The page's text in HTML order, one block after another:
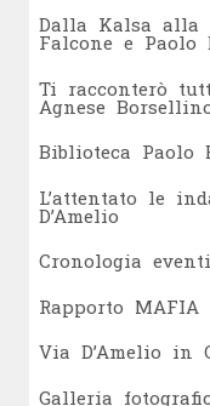
Dalla Kalsa alla
Falcone e Paolo
Ti racconterò
Agnese
Biblioteca Paolo
L’attentato le
D’Amelio
Cronologia eventi
Rapporto MAFIA
Via D’Amelio in
Galleria